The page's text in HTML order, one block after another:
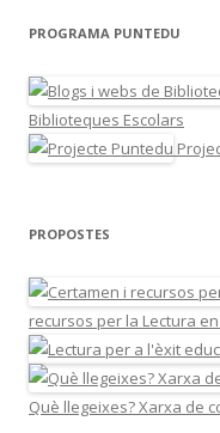
PROGRAMA PUNTEDU
Biblioteques Escolars
PROPOSTES
recursos per la Lectura
Què llegeixes? Xarxa de